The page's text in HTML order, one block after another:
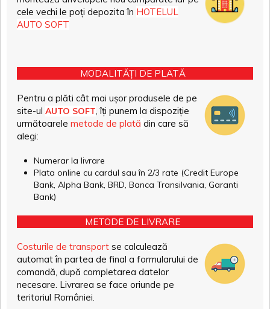
cele vechi le poți depozita în HOTELUL
AUTO SOFT
MODALITĂȚI DE PLATĂ
Pentru a plăti cât mai ușor produsele de pe
site-ul AUTO SOFT, îți punem la dispoziție
următoarele metode de plată din care să
alegi:
Numerar la livrare
Plata online cu cardul sau în 2/3 rate (Credit Europe
Bank, Alpha Bank, BRD, Banca Transilvania, Garanti
Bank)
METODE DE LIVRARE
Costurile de transport se calculează
automat în partea de final a formularului de
comandă, după completarea datelor
necesare. Livrarea se face oriunde pe
teritoriul României.